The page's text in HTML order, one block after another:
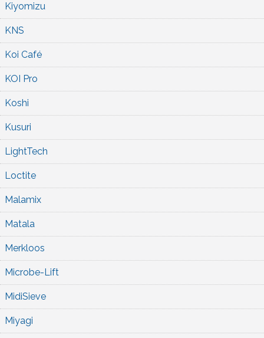
Kiyomizu
KNS
Koi Café
KOI Pro
Koshi
Kusuri
LightTech
Loctite
Malamix
Matala
Merkloos
Microbe-Lift
MidiSieve
Miyagi